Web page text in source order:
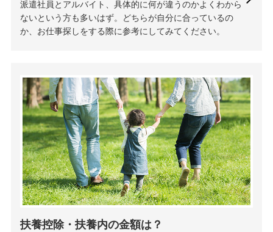
派遣社員とアルバイト、具体的に何が違うのかよくわから
ないという方も多いはず。どちらが自分に合っているの
か、お仕事探しをする際に参考にしてみてください。
扶養控除・扶養内の金額は？